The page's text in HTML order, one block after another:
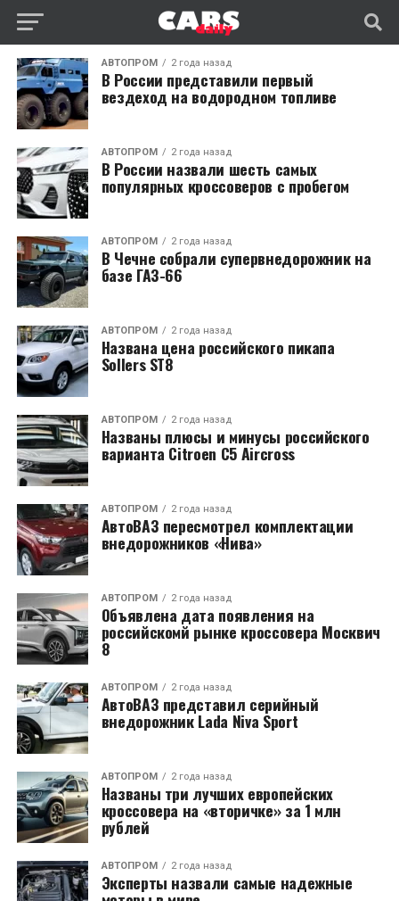
АВТОПРОМ 2 года назад
В России представили первый
вездеход на водородном топливе
АВТОПРОМ 2 года назад
В России назвали шесть самых
популярных кроссоверов с пробегом
АВТОПРОМ 2 года назад
В Чечне собрали супервнедорожник на
базе ГАЗ-66
АВТОПРОМ 2 года назад
Названа цена российского пикапа
Sollers ST8
АВТОПРОМ 2 года назад
Названы плюсы и минусы российского
варианта Citroen C5 Aircross
АВТОПРОМ 2 года назад
АвтоВАЗ пересмотрел комплектации
внедорожников «Нива»
АВТОПРОМ 2 года назад
Объявлена дата появления на
российскомй рынке кроссовера Москвич
8
АВТОПРОМ 2 года назад
АвтоВАЗ представил серийный
внедорожник Lada Niva Sport
АВТОПРОМ 2 года назад
Названы три лучших европейских
кроссовера на «вторичке» за 1 млн
рублей
АВТОПРОМ 2 года назад
Эксперты назвали самые надежные